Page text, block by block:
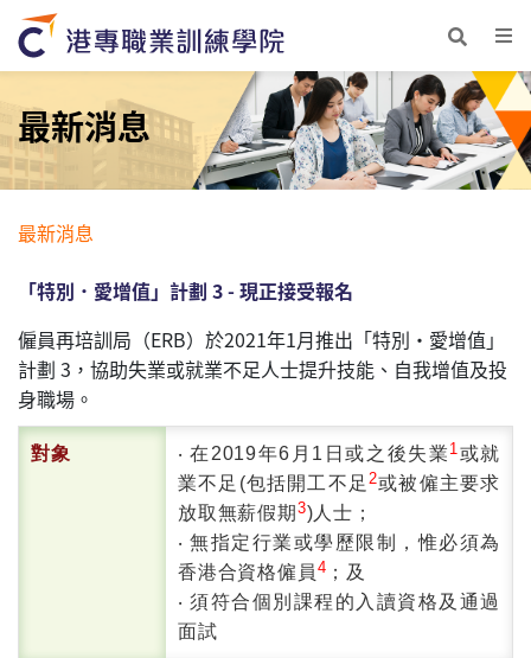
最新消息
最新消息
「特別．愛增值」計劃 3 - 現正接受報名
僱員再培訓局（ERB）於2021年1月推出「特別・愛增值」
計劃 3，協助失業或就業不足人士提升技能、自我增值及投
身職場。
對象 ‧ 在2019年6月1日或之後失業 1 或就
業不足(包括開工不足 2或被僱主要求
放取無薪假期 3)人士；
‧ 無指定行業或學歷限制，惟必須為
香港合資格僱員 4 ；及
‧ 須符合個別課程的入讀資格及通過
面試